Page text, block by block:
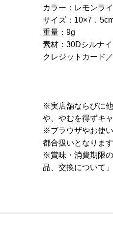
カラー：レモンラ
サイズ：10×7．
重量：9g
素材：30Dシルナ
クレジットカード
※実店舗ならびに
や、やむを得ずキ
※ブラウザやお使
都合扱いとなりま
※賞味・消費期限
品、交換について